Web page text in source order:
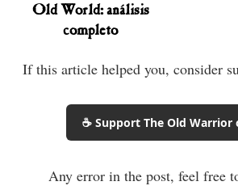
Old World: análisis
completo
If this article helped you, consider
☕ Support The Old Warrior
Any error in the post, feel free